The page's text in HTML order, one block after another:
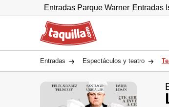
Entradas Parque Warner Entradas
Taquilla.com
Entradas Espectáculos y teatro